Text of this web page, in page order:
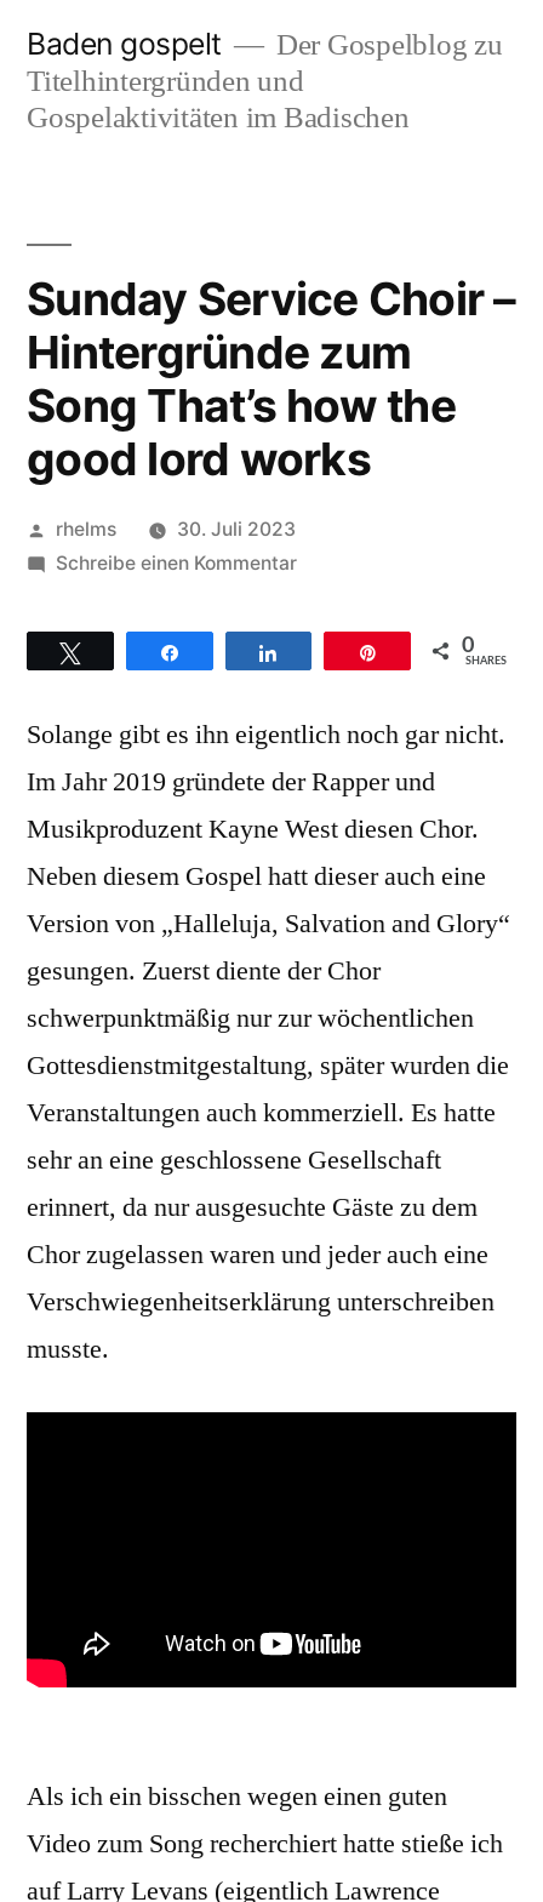
Inhalt
springen
Baden gospelt
Der Gospelblog zu
Titelhintergründen und
Gospelaktivitäten im Badischen
Sunday Service Choir –
Hintergründe zum
Song That’s how the
good lord works
Veröffentlicht
von
rhelms
30. Juli 2023
Schreibe einen Kommentarzu
Service
Choir
Hintergründe
That’s
how
good
lord
works
0
SHARES
Solange gibt es ihn eigentlich noch gar nicht.
Im Jahr 2019 gründete der Rapper und
Musikproduzent Kayne West diesen Chor.
Neben diesem Gospel hatt dieser auch eine
Version von „Halleluja, Salvation and Glory“
gesungen. Zuerst diente der Chor
schwerpunktmäßig nur zur wöchentlichen
Gottesdienstmitgestaltung, später wurden die
Veranstaltungen auch kommerziell. Es hatte
sehr an eine geschlossene Gesellschaft
erinnert, da nur ausgesuchte Gäste zu dem
Chor zugelassen waren und jeder auch eine
Verschwiegenheitserklärung unterschreiben
musste.
Als ich ein bisschen wegen einen guten
Video zum Song recherchiert hatte stieße ich
auf Larry Levans (eigentlich Lawrence